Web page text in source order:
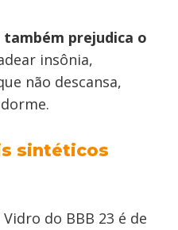
prejudica o
insônia,
não descansa,
sintéticos
do BBB 23 é de